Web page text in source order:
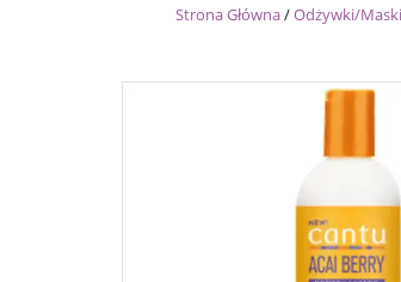
Strona Główna/Odżywki/Maski